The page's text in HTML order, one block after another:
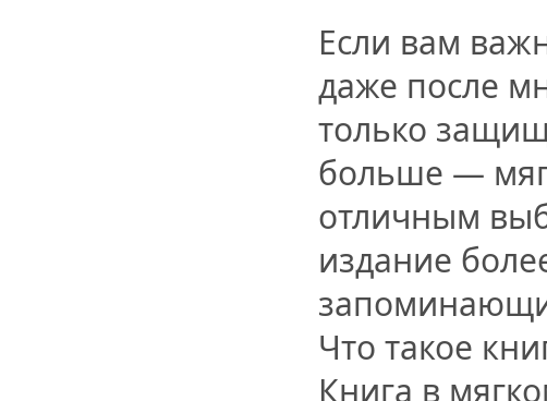
Если вам
даже после
только
больше —
отличным
издание
Что такое
Книга в